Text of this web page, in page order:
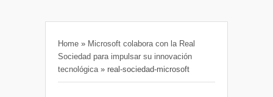
Home » Microsoft colabora con la Real
Sociedad para impulsar su innovación
tecnológica » real-sociedad-microsoft